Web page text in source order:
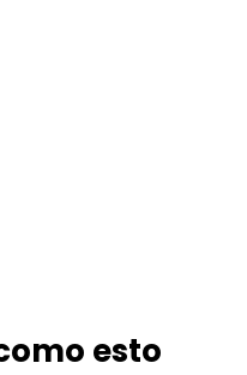
esto